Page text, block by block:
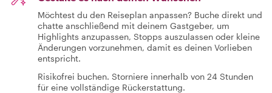
Möchtest du den Reiseplan anpassen? Buche direkt und
chatte anschließend mit deinem Gastgeber, um
Highlights anzupassen, Stopps auszulassen oder kleine
Änderungen vorzunehmen, damit es deinen Vorlieben
entspricht.
Risikofrei buchen. Storniere innerhalb von 24 Stunden
für eine vollständige Rückerstattung.